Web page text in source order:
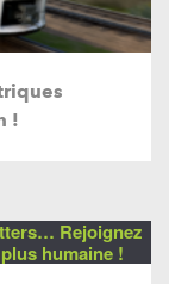
!
Rejoignez
humaine !